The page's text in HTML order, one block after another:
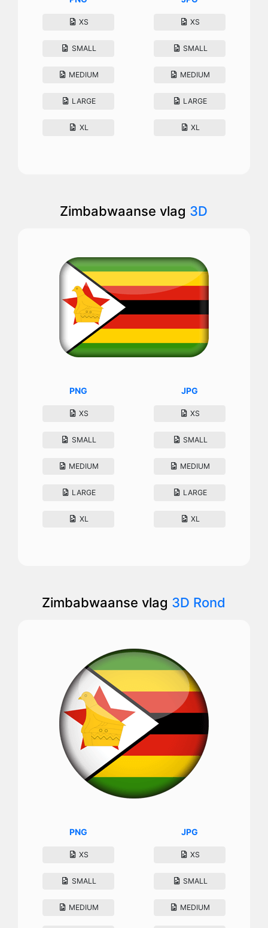
XS
SMALL
MEDIUM
LARGE
XL
XS
SMALL
MEDIUM
LARGE
XL
Zimbabwaanse vlag 3D
PNG
XS
SMALL
MEDIUM
LARGE
XL
JPG
XS
SMALL
MEDIUM
LARGE
XL
Zimbabwaanse vlag 3D Rond
PNG
XS
SMALL
MEDIUM
JPG
XS
SMALL
MEDIUM